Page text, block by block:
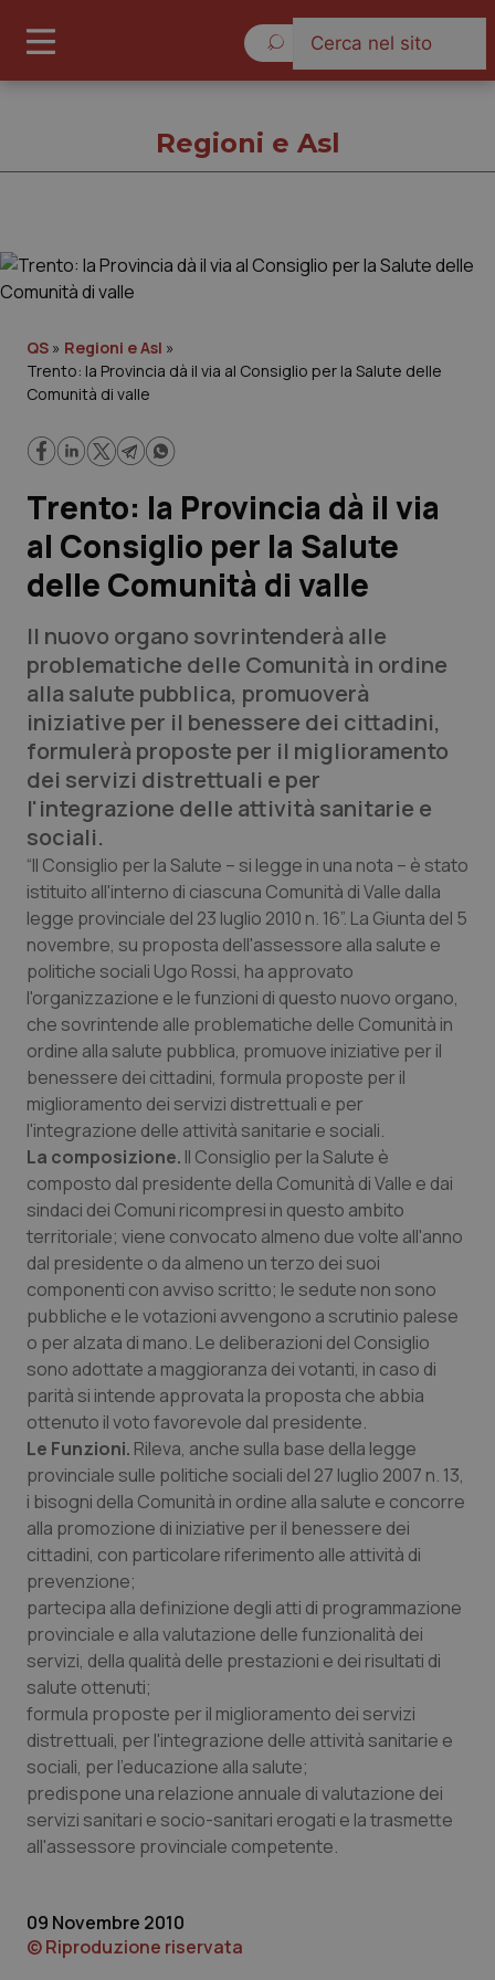
Governo e Parlamento
Regioni e Asl
Lavoro e Professioni
Scienza e Farmaci
Studi e Analisi
Lettere al direttore
Edizioni Regionali
QS Pro
Professionisti Sanitari.AI
Abruzzo
Basilicata
Calabria
Campania
Emilia-Romagna
Friuli Venezia Giulia
Lazio
Liguria
Lombardia
Marche
Molise
Piemonte
Provincia Autonoma di Bolzano
Provincia Autonoma di Trento
Puglia
Sardegna
Sicilia
Umbria
QS Pro Gold
Artrite & artrosi
Asma & BPCO
Car-T
Colesterolo & coronaropatie
Dermatite Atopica
Diabete & glucometri
Disturbi dell’umore
Dolore
Donna & Salute
Epatiti
HIV
Infezioni & Febbre
Ipertensione & Scompenso
Malattie rare
Malattia di Crohn & Rettocolite Ulcerosa
Neuroscienze & patologie neurodegenerative
Oftalmologia
QS Club Newsletter
Regioni e Asl
QS » Regioni e Asl »
Trento: la Provincia dà il via al Consiglio per la Salute delle
Comunità di valle
Trento: la Provincia dà il via
al Consiglio per la Salute
delle Comunità di valle
Il nuovo organo sovrintenderà alle
problematiche delle Comunità in ordine
alla salute pubblica, promuoverà
iniziative per il benessere dei cittadini,
formulerà proposte per il miglioramento
dei servizi distrettuali e per
l'integrazione delle attività sanitarie e
sociali.
“Il Consiglio per la Salute – si legge in una nota – è stato
istituito all'interno di ciascuna Comunità di Valle dalla
legge provinciale del 23 luglio 2010 n. 16”. La Giunta del 5
novembre, su proposta dell'assessore alla salute e
politiche sociali Ugo Rossi, ha approvato
l'organizzazione e le funzioni di questo nuovo organo,
che sovrintende alle problematiche delle Comunità in
ordine alla salute pubblica, promuove iniziative per il
benessere dei cittadini, formula proposte per il
miglioramento dei servizi distrettuali e per
l'integrazione delle attività sanitarie e sociali.
La composizione. Il Consiglio per la Salute è
composto dal presidente della Comunità di Valle e dai
sindaci dei Comuni ricompresi in questo ambito
territoriale; viene convocato almeno due volte all'anno
dal presidente o da almeno un terzo dei suoi
componenti con avviso scritto; le sedute non sono
pubbliche e le votazioni avvengono a scrutinio palese
o per alzata di mano. Le deliberazioni del Consiglio
sono adottate a maggioranza dei votanti, in caso di
parità si intende approvata la proposta che abbia
ottenuto il voto favorevole dal presidente.
Le Funzioni. Rileva, anche sulla base della legge
provinciale sulle politiche sociali del 27 luglio 2007 n. 13,
i bisogni della Comunità in ordine alla salute e concorre
alla promozione di iniziative per il benessere dei
cittadini, con particolare riferimento alle attività di
prevenzione;
partecipa alla definizione degli atti di programmazione
provinciale e alla valutazione delle funzionalità dei
servizi, della qualità delle prestazioni e dei risultati di
salute ottenuti;
formula proposte per il miglioramento dei servizi
distrettuali, per l'integrazione delle attività sanitarie e
sociali, per l'educazione alla salute;
predispone una relazione annuale di valutazione dei
servizi sanitari e socio-sanitari erogati e la trasmette
all'assessore provinciale competente.
09 Novembre 2010
© Riproduzione riservata